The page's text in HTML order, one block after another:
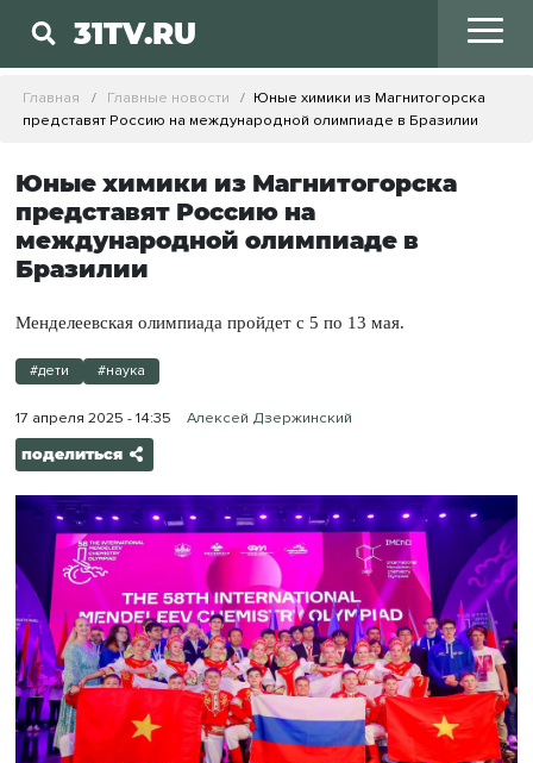
31TV.RU
Главная Главные новости
Юные химики из Магнитогорска
представят Россию на международной олимпиаде в Бразилии
Юные химики из Магнитогорска
представят Россию на
международной олимпиаде в
Бразилии
Менделеевская олимпиада пройдет с 5 по 13 мая.
#дети #наука
17 апреля 2025 - 14:35 Алексей Дзержинский
поделиться